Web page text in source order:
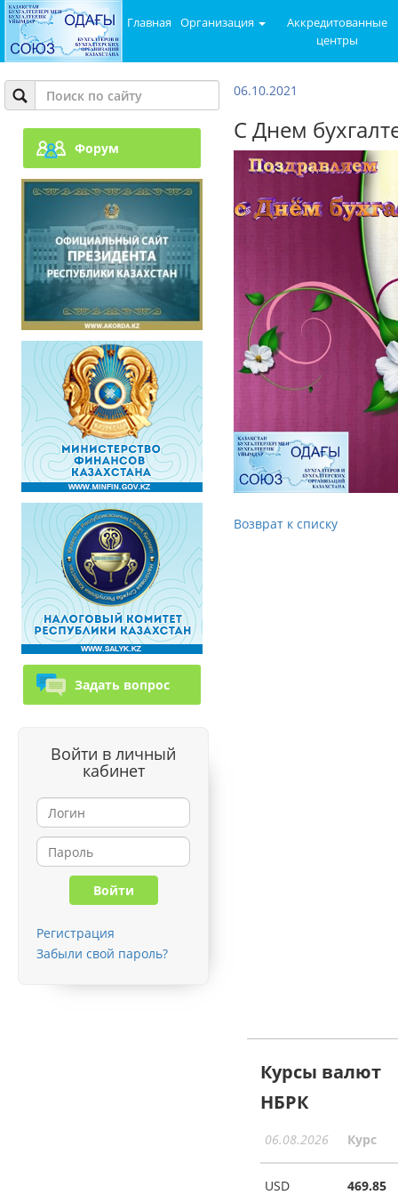
Главная Организация
Аккредитованные
центры
Форум
Задать вопрос
Войти в личный
кабинет
Регистрация
Забыли свой пароль?
06.10.2021
С Днем
Возврат к списку
Курсы валют
НБРК
06.08.2026 Курс
USD 469.85